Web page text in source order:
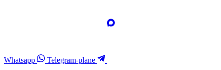
Whatsapp
Telegram-plane